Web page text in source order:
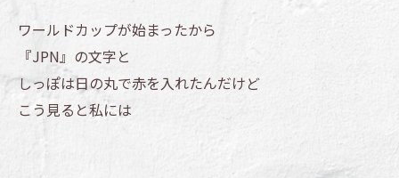
ワールドカップが始まったから
『JPN』の文字と
しっぽは日の丸で赤を入れたんだけど
こう見ると私には